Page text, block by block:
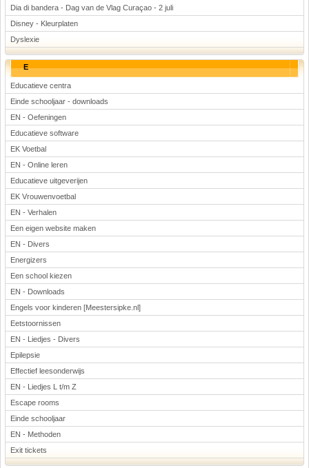
Dia di bandera - Dag van de Vlag Curaçao - 2 juli
Disney - Kleurplaten
Dyslexie
E
Educatieve centra
Einde schooljaar - downloads
EN - Oefeningen
Educatieve software
EK Voetbal
EN - Online leren
Educatieve uitgeverijen
EK Vrouwenvoetbal
EN - Verhalen
Een eigen website maken
EN - Divers
Energizers
Een school kiezen
EN - Downloads
Engels voor kinderen [Meestersipke.nl]
Eetstoornissen
EN - Liedjes - Divers
Epilepsie
Effectief leesonderwijs
EN - Liedjes L t/m Z
Escape rooms
Einde schooljaar
EN - Methoden
Exit tickets